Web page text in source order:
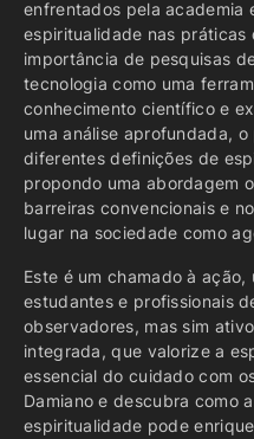
enfrentados pela academia
espiritualidade nas práticas
importância de pesquisas
tecnologia como uma
conhecimento científico e
uma análise aprofundada,
diferentes definições de
propondo uma abordagem
barreiras convencionais e
lugar na sociedade como
Este é um chamado à
estudantes e profissionais
observadores, mas sim
integrada, que valorize a
essencial do cuidado com
Damiano e descubra como
espiritualidade pode